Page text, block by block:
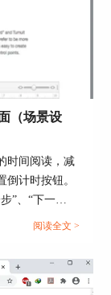
出2个一模
（场景设
时间阅读，减
计时按钮。
”、“下一
阅读全文 >